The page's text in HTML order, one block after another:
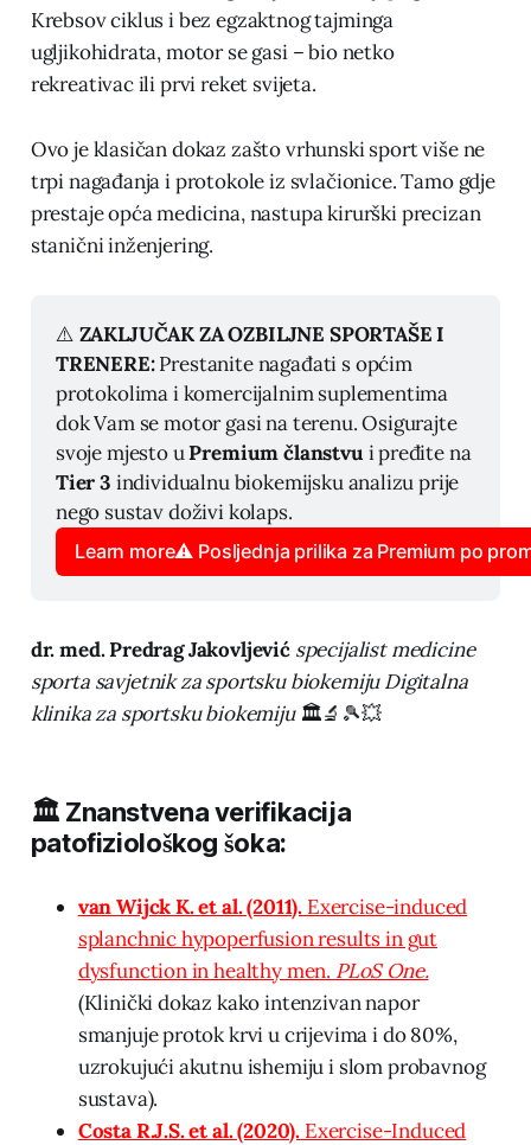
Krebsov ciklus i bez egzaktnog tajminga
ugljikohidrata, motor se gasi – bio netko
rekreativac ili prvi reket svijeta.
Ovo je klasičan dokaz zašto vrhunski sport više ne
trpi nagađanja i protokole iz svlačionice. Tamo gdje
prestaje opća medicina, nastupa kirurški precizan
stanični inženjering.
⚠️ ZAKLJUČAK ZA OZBILJNE SPORTAŠE I
TRENERE: Prestanite nagađati s općim
protokolima i komercijalnim suplementima
dok Vam se motor gasi na terenu. Osigurajte
svoje mjesto u Premium članstvu
i pređite na
Tier 3 individualnu biokemijsku analizu prije
nego sustav doživi kolaps.
Learn more⚠️ Posljednja prilika za Premium po
dr. med. Predrag Jakovljević specijalist medicine
sporta savjetnik za sportsku biokemiju Digitalna
klinika za sportsku biokemiju🏛️🔬🎾💥
🏛️ Znanstvena verifikacija
patofiziološkog šoka:
van Wijck K. et al. (2011). Exercise-induced
splanchnic hypoperfusion results in gut
dysfunction in healthy men. PLoS One.
(Klinički dokaz kako intenzivan napor
smanjuje protok krvi u crijevima i do 80%,
uzrokujući akutnu ishemiju i slom probavnog
sustava).
Costa R.J.S. et al. (2020). Exercise-Induced